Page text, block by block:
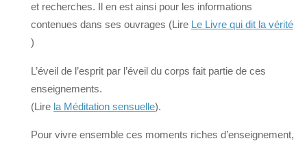
et recherches. Il en est ainsi pour les informations
contenues dans ses ouvrages (Lire Le Livre qui dit la vérité
)
L’éveil de l’esprit par l’éveil du corps fait partie de ces
enseignements.
(Lire la Méditation sensuelle).
Pour vivre ensemble ces moments riches d’enseignement,